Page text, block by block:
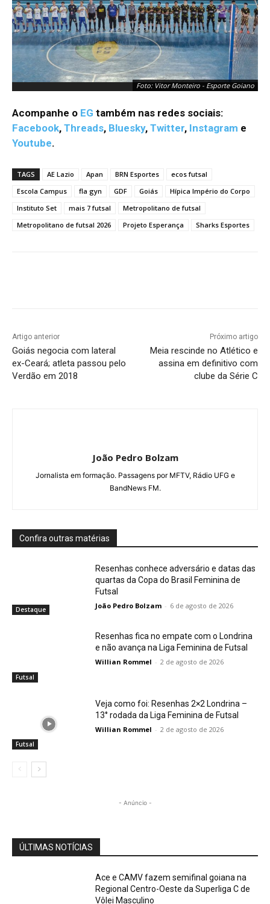
Foto: Vitor Monteiro - Esporte Goiano
Acompanhe o EG também nas redes sociais:
Facebook, Threads, Bluesky, Twitter, Instagram e
Youtube.
TAGS AE Lazio Apan BRN Esportes
ecos futsal
Escola Campus
fla gyn GDF Goiás
Hípica Império do Corpo
Instituto Set
mais 7 futsal
Metropolitano de futsal
Metropolitano de futsal 2026
Projeto Esperança Sharks Esportes
Artigo anterior
Goiás negocia com lateral
ex-Ceará; atleta passou pelo
Verdão em 2018
Próximo artigo
Meia rescinde no Atlético e
assina em definitivo com
clube da Série C
João Pedro Bolzam
Jornalista em formação. Passagens por MFTV, Rádio UFG e
BandNews FM.
Confira outras matérias
Destaque
Resenhas conhece adversário e datas das
quartas da Copa do Brasil Feminina de
Futsal
João Pedro Bolzam - 6 de agosto de 2026
Futsal
Resenhas fica no empate com o Londrina
e não avança na Liga Feminina de Futsal
Willian Rommel - 2 de agosto de 2026
Futsal
Veja como foi: Resenhas 2×2 Londrina –
13° rodada da Liga Feminina de Futsal
Willian Rommel - 2 de agosto de 2026
- Anúncio -
ÚLTIMAS NOTÍCIAS
Ace e CAMV fazem semifinal goiana na
Regional Centro-Oeste da Superliga C de
Vôlei Masculino